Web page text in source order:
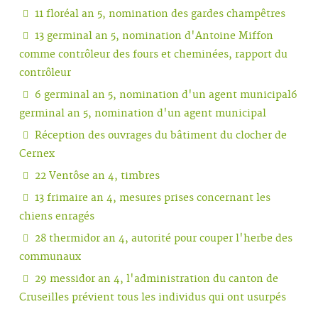
11 floréal an 5, nomination des gardes champêtres
13 germinal an 5, nomination d'Antoine Miffon
comme contrôleur des fours et cheminées, rapport du
contrôleur
6 germinal an 5, nomination d'un agent municipal6
germinal an 5, nomination d'un agent municipal
Réception des ouvrages du bâtiment du clocher de
Cernex
22 Ventôse an 4, timbres
13 frimaire an 4, mesures prises concernant les
chiens enragés
28 thermidor an 4, autorité pour couper l'herbe des
communaux
29 messidor an 4, l'administration du canton de
Cruseilles prévient tous les individus qui ont usurpés